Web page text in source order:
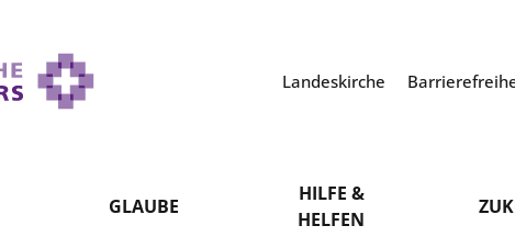
Landeskirche
GLAUBE
HILFE &
HELFEN